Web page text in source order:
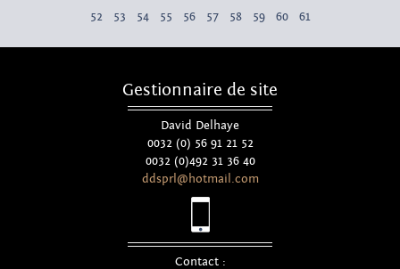
52 53 54 55 56 57 58 59 60 61
Gestionnaire de site
David Delhaye
0032 (0) 56 91 21 52
0032 (0)492 31 36 40
ddsprl@hotmail.com
Contact :